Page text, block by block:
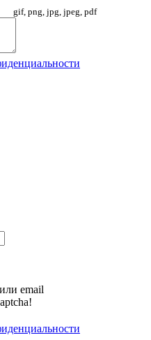
gif, png, jpg, jpeg, pdf
email